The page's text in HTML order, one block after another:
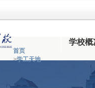
学校概
首页
>学工天地